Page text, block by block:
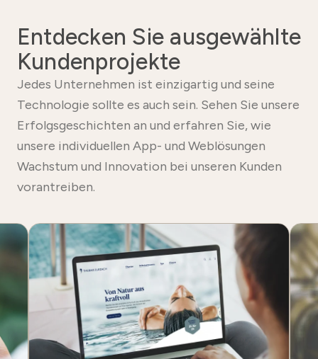
Entdecken Sie ausgewählte
Kundenprojekte
Jedes Unternehmen ist einzigartig und seine
Technologie sollte es auch sein. Sehen Sie unsere
Erfolgsgeschichten an und erfahren Sie, wie
unsere individuellen App- und Weblösungen
Wachstum und Innovation bei unseren Kunden
vorantreiben.